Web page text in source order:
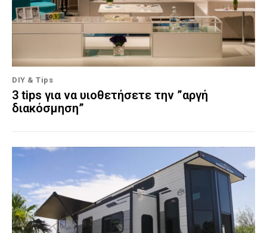
DIY & Tips
3 tips για να υιοθετήσετε την ”αργή
διακόσμηση”